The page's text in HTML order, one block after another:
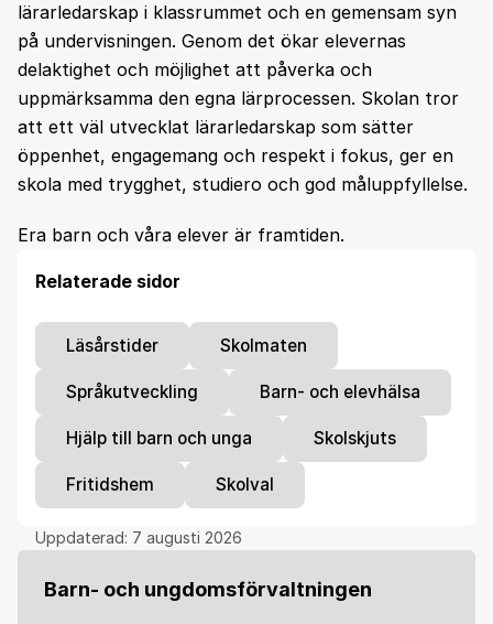
lärarledarskap i klassrummet och en gemensam syn
på undervisningen. Genom det ökar elevernas
delaktighet och möjlighet att påverka och
uppmärksamma den egna lärprocessen. Skolan tror
att ett väl utvecklat lärarledarskap som sätter
öppenhet, engagemang och respekt i fokus, ger en
skola med trygghet, studiero och god måluppfyllelse.
Era barn och våra elever är framtiden.
Relaterade sidor
Läsårstider Skolmaten
Språkutveckling Barn- och elevhälsa
Hjälp till barn och unga Skolskjuts
Fritidshem Skolval
Uppdaterad: 7 augusti 2026
Barn- och ungdomsförvaltningen